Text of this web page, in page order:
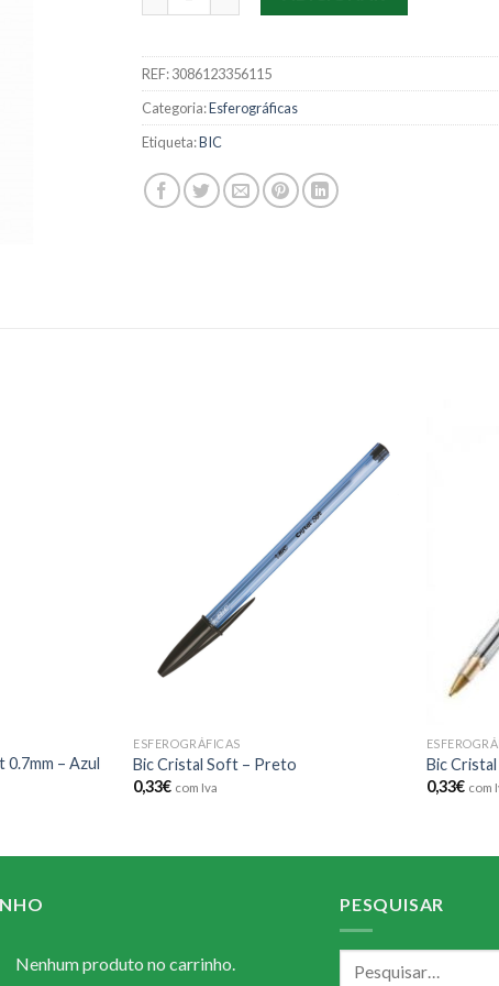
REF:3086123356115
Categoria:Esferográficas
Etiqueta:BIC
– Azul
Add to
ESFEROGRÁFICAS
Bic Cristal Soft – Preto
0,33€ com Iva
Bic
0,33€ com
Nenhum produto no carrinho.
PESQUISAR